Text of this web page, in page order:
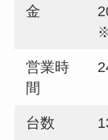
金
営業時
間
台数